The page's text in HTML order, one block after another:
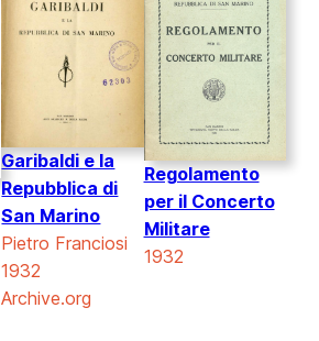
Garibaldi e la
Repubblica di
San Marino
Pietro Franciosi
1932
Archive.org
Regolamento
per il Concerto
Militare
1932